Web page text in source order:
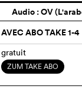
Audio :OV
AVEC ABO TAKE 1-4
gratuit
ZUM TAKE ABO